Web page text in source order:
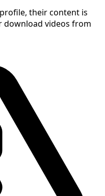
their content is
download videos from